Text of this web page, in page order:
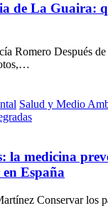
de La Guaira:
Romero Después
Salud y Medio
la medicina
en España
Conservar los